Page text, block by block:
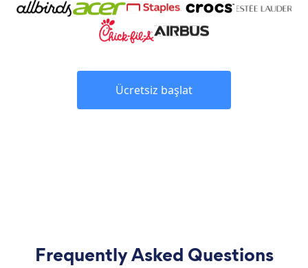
Ücretsiz başlat
Frequently Asked Questions